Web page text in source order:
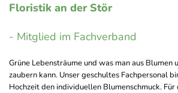
Floristik an der Stör
- Mitglied im Fachverband
Grüne Lebensträume und was man aus Blumen
zaubern kann. Unser geschultes Fachpersonal
Hochzeit den individuellen Blumenschmuck.